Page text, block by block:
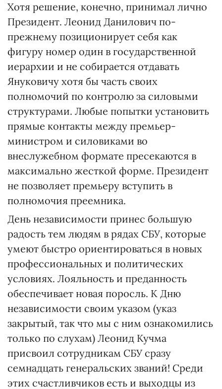
Хотя решение, конечно, принимал лично
Президент. Леонид Данилович по-
прежнему позиционирует себя как
фигуру номер один в государственной
иерархии и не собирается отдавать
Януковичу хотя бы часть своих
полномочий по контролю за силовыми
структурами. Любые попытки установить
прямые контакты между премьер-
министром и силовиками во
внеслужебном формате пресекаются в
максимально жесткой форме. Президент
не позволяет премьеру вступить в
полномочия преемника.
День независимости принес большую
радость тем людям в рядах СБУ, которые
умеют быстро ориентироваться в новых
профессиональных и политических
условиях. Лояльность и преданность
обеспечивает новая поросль. К Дню
независимости своим указом (указ
закрытый, так что мы с ним ознакомились
только по слухам) Леонид Кучма
присвоил сотрудникам СБУ сразу
семнадцать генеральских званий! Среди
этих счастливчиков есть и выходцы из